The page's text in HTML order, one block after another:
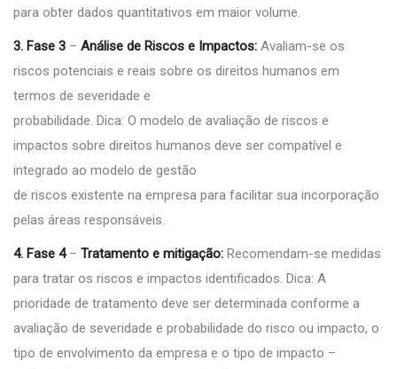
para obter dados quantitativos em maior volume.
3. Fase 3 – Análise de Riscos e Impactos: Avaliam-se os
riscos potenciais e reais sobre os direitos humanos em
termos de severidade e
probabilidade. Dica: O modelo de avaliação de riscos e
impactos sobre direitos humanos deve ser compatível e
integrado ao modelo de gestão
de riscos existente na empresa para facilitar sua incorporação
pelas áreas responsáveis.
4. Fase 4– Tratamento e mitigação: Recomendam-se medidas
para tratar os riscos e impactos identificados. Dica: A
prioridade de tratamento deve ser determinada conforme a
avaliação de severidade e probabilidade do risco ou impacto, o
tipo de envolvimento da empresa e o tipo de impacto –